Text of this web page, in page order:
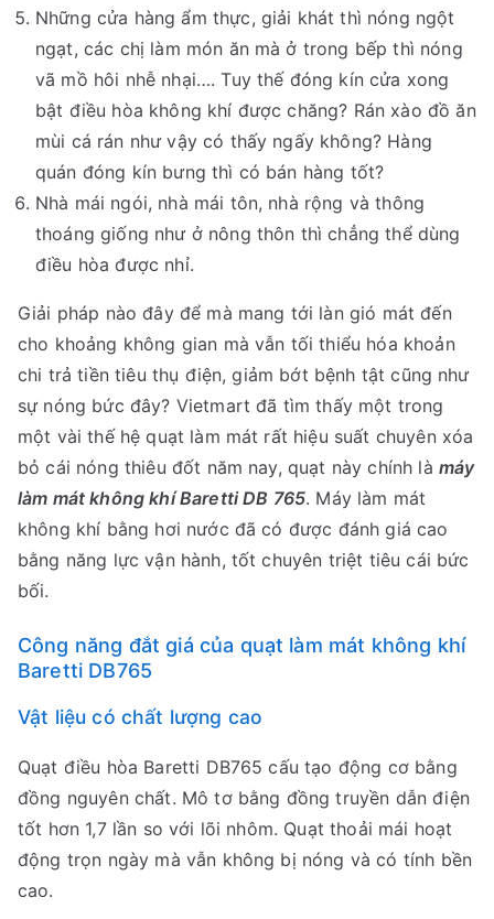
Những cửa hàng ẩm thực, giải khát thì nóng ngột
ngạt, các chị làm món ăn mà ở trong bếp thì nóng
vã mồ hôi nhễ nhại…. Tuy thế đóng kín cửa xong
bật điều hòa không khí được chăng? Rán xào đồ ăn
mùi cá rán như vậy có thấy ngấy không? Hàng
quán đóng kín bưng thì có bán hàng tốt?
Nhà mái ngói, nhà mái tôn, nhà rộng và thông
thoáng giống như ở nông thôn thì chẳng thể dùng
điều hòa được nhỉ.
Giải pháp nào đây để mà mang tới làn gió mát đến
cho khoảng không gian mà vẫn tối thiểu hóa khoản
chi trả tiền tiêu thụ điện, giảm bớt bệnh tật cũng như
sự nóng bức đây? Vietmart đã tìm thấy một trong
một vài thế hệ quạt làm mát rất hiệu suất chuyên xóa
bỏ cái nóng thiêu đốt năm nay, quạt này chính là máy
làm mát không khí Baretti DB 765. Máy làm mát
không khí bằng hơi nước đã có được đánh giá cao
bằng năng lực vận hành, tốt chuyên triệt tiêu cái bức
bối.
Công năng đắt giá của quạt làm mát không khí
Baretti DB765
Vật liệu có chất lượng cao
Quạt điều hòa Baretti DB765 cấu tạo động cơ bằng
đồng nguyên chất. Mô tơ bằng đồng truyền dẫn điện
tốt hơn 1,7 lần so với lõi nhôm. Quạt thoải mái hoạt
động trọn ngày mà vẫn không bị nóng và có tính bền
cao.